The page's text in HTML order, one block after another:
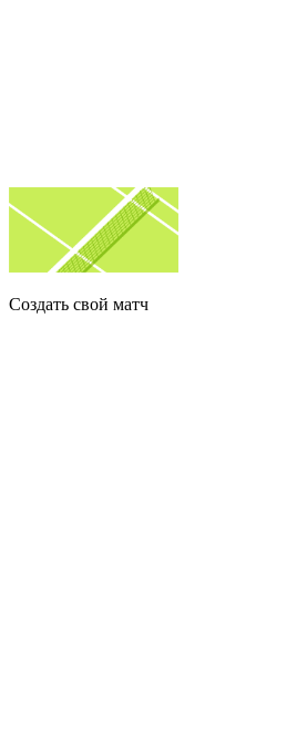
Создать свой матч